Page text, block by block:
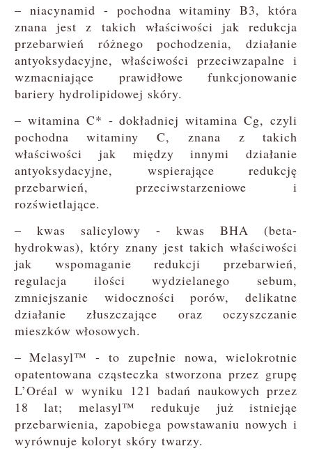
– niacynamid - pochodna witaminy B3, która
znana jest z takich właściwości jak redukcja
przebarwień różnego pochodzenia, działanie
antyoksydacyjne, właściwości przeciwzapalne i
wzmacniające prawidłowe funkcjonowanie
bariery hydrolipidowej skóry.
– witamina C* - dokładniej witamina Cg, czyli
pochodna witaminy C, znana z takich
właściwości jak między innymi działanie
antyoksydacyjne, wspierające redukcję
przebarwień, przeciwstarzeniowe i
rozświetlające.
– kwas salicylowy - kwas BHA (beta-
hydrokwas), który znany jest takich właściwości
jak wspomaganie redukcji przebarwień,
regulacja ilości wydzielanego sebum,
zmniejszanie widoczności porów, delikatne
działanie złuszczające oraz oczyszczanie
mieszków włosowych.
– Melasyl™ - to zupełnie nowa, wielokrotnie
opatentowana cząsteczka stworzona przez grupę
L’Oréal w wyniku 121 badań naukowych przez
18 lat; melasyl™ redukuje już istniejąe
przebarwienia, zapobiega powstawaniu nowych i
wyrównuje koloryt skóry twarzy.